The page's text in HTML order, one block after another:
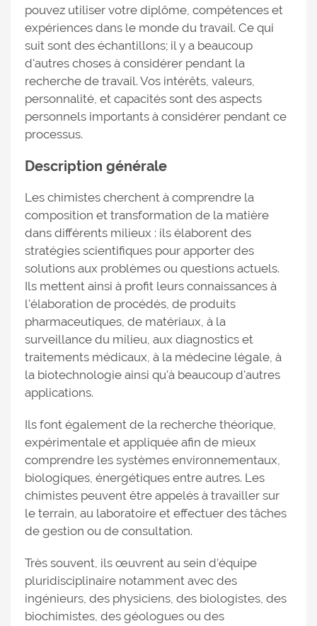
pouvez utiliser votre diplôme, compétences et
expériences dans le monde du travail. Ce qui
suit sont des échantillons; il y a beaucoup
d'autres choses à considérer pendant la
recherche de travail. Vos intérêts, valeurs,
personnalité, et capacités sont des aspects
personnels importants à considérer pendant ce
processus.
Description générale
Les chimistes cherchent à comprendre la
composition et transformation de la matière
dans différents milieux : ils élaborent des
stratégies scientifiques pour apporter des
solutions aux problèmes ou questions actuels.
Ils mettent ainsi à profit leurs connaissances à
l'élaboration de procédés, de produits
pharmaceutiques, de matériaux, à la
surveillance du milieu, aux diagnostics et
traitements médicaux, à la médecine légale, à
la biotechnologie ainsi qu'à beaucoup d'autres
applications.
Ils font également de la recherche théorique,
expérimentale et appliquée afin de mieux
comprendre les systèmes environnementaux,
biologiques, énergétiques entre autres. Les
chimistes peuvent être appelés à travailler sur
le terrain, au laboratoire et effectuer des tâches
de gestion ou de consultation.
Très souvent, ils œuvrent au sein d’équipe
pluridisciplinaire notamment avec des
ingénieurs, des physiciens, des biologistes, des
biochimistes, des géologues ou des